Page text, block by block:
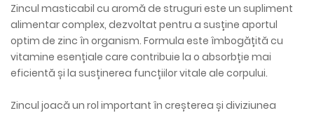
Zincul masticabil cu aromă de struguri este un supliment
alimentar complex, dezvoltat pentru a susține aportul
optim de zinc în organism. Formula este îmbogățită cu
vitamine esențiale care contribuie la o absorbție mai
eficientă și la susținerea funcțiilor vitale ale corpului.
Zincul joacă un rol important în creșterea și diviziunea